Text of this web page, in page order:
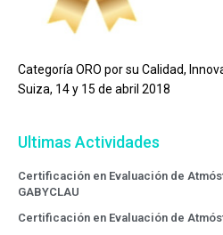
Categoría ORO por su Calidad,
Suiza, 14 y 15 de abril 2018
Ultimas Actividades
Certificación en Evaluación de
GABYCLAU
Certificación en Evaluación de